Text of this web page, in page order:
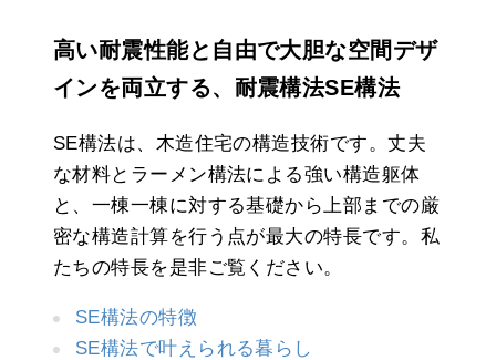
高い耐震性能と自由で大胆な空間デザ
インを両立する、耐震構法SE構法
SE構法は、木造住宅の構造技術です。丈夫
な材料とラーメン構法による強い構造躯体
と、一棟一棟に対する基礎から上部までの厳
密な構造計算を行う点が最大の特長です。私
たちの特長を是非ご覧ください。
SE構法の特徴
SE構法で叶えられる暮らし